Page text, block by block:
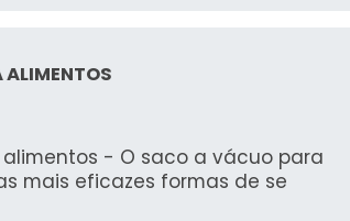
ALIMENTOS
- O saco a vácuo para
mais eficazes formas de se